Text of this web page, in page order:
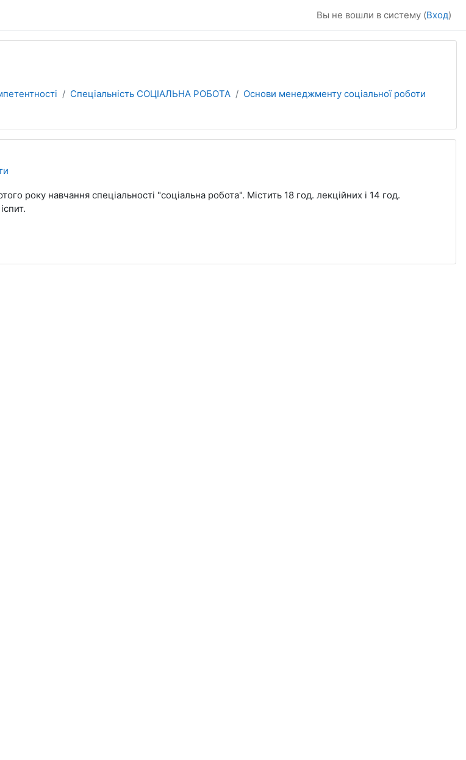
Вы не вошли в систему (Вход)
Спеціальність СОЦІАЛЬНА РОБОТА
Основи менеджменту соціальної роботи
року навчання спеціальності "соціальна робота". Містить 18 год. лекційних і 14 год.